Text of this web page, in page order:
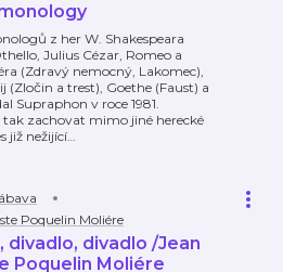
z her W. Shakespeara
Julius Cézar, Romeo a
(Zdravý nemocný, Lakomec),
(Zločin a trest), Goethe (Faust) a
Supraphon v roce 1981.
tak zachovat mimo jiné herecké
již nežijící…
Poquelin Moliére
divadlo, divadlo /Jean
Poquelin Moliére